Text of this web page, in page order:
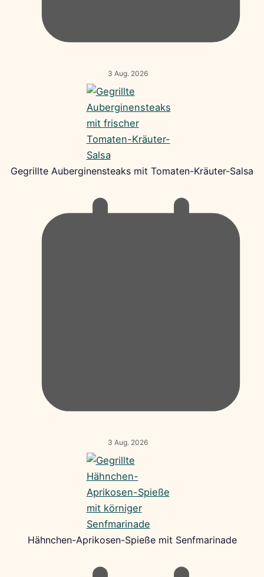
3 Aug. 2026
Gegrillte Auberginensteaks mit Tomaten-Kräuter-Salsa
3 Aug. 2026
Hähnchen-Aprikosen-Spieße mit Senfmarinade